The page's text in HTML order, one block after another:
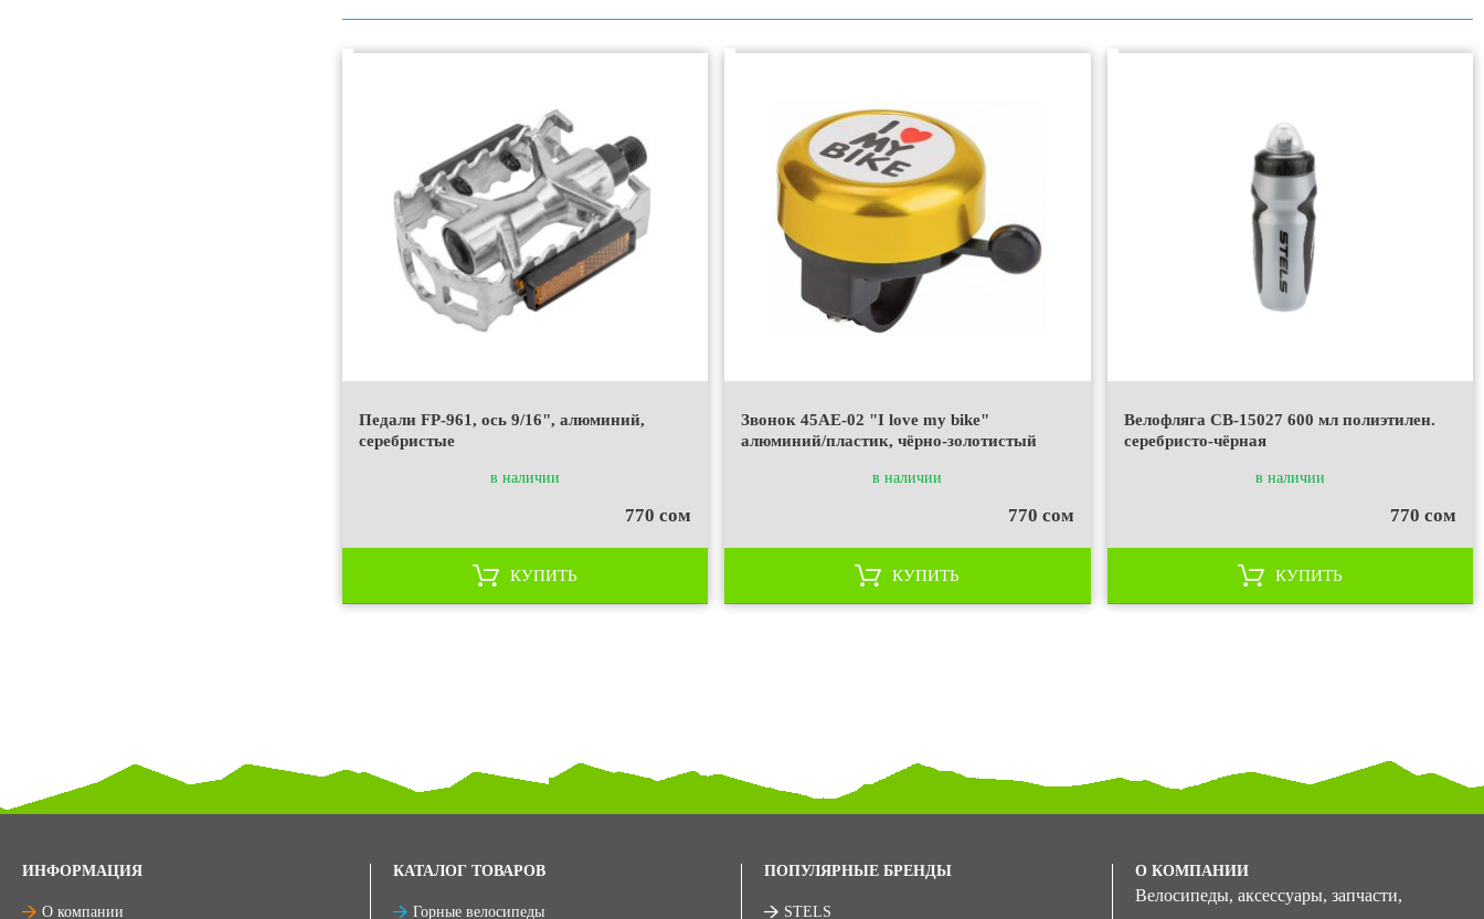
Педали FP-961, ось 9/16", алюминий,
серебристые
в наличии
770 сом
КУПИТЬ
Звонок 45AE-02 "I love my bike"
алюминий/пластик, чёрно-золотистый
в наличии
770 сом
КУПИТЬ
Велофляга СВ-15027 600 мл полиэтилен.
серебристо-чёрная
в наличии
770 сом
КУПИТЬ
ИНФОРМАЦИЯ
О компании
КАТАЛОГ ТОВАРОВ
Горные велосипеды
ПОПУЛЯРНЫЕ БРЕНДЫ
STELS
О КОМПАНИИ
Велосипеды, аксессуары, запчасти,